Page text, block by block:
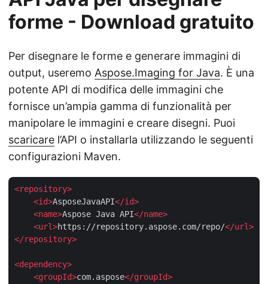
forme - Download gratuito
Per disegnare le forme e generare immagini di
output, useremo Aspose.Imaging for Java. È una
potente API di modifica delle immagini che
fornisce un’ampia gamma di funzionalità per
manipolare le immagini e creare disegni. Puoi
scaricare l’API o installarla utilizzando le seguenti
configurazioni Maven.
<repository>
<id>AsposeJavaAPI</id>
<name>Aspose Java API</name>
<url>https://repository.aspose.com/repo/</url>
</repository>
<dependency>
<groupId>com.aspose</groupId>